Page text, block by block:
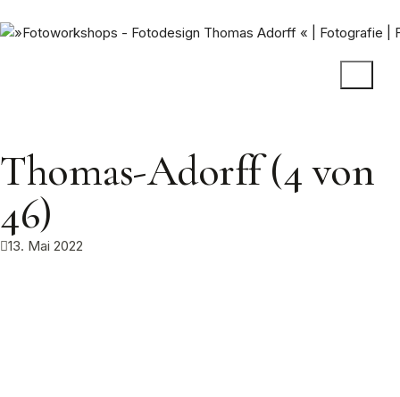
Thomas-Adorff (4 von
46)
13. Mai 2022